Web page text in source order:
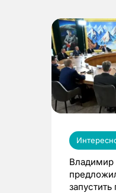
Владимир